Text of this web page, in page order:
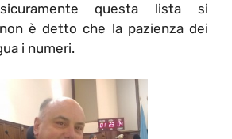
questa lista si
è detto che la pazienza dei
i numeri.